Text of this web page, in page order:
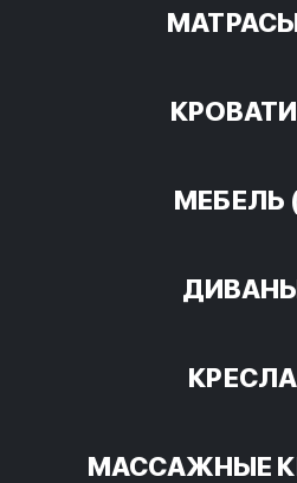
КРОВАТИ
МЕБЕЛЬ
КРЕСЛА
МАССАЖНЫЕ